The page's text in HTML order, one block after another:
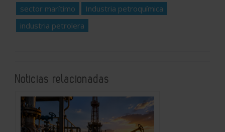
sector marítimo
Industria petroquímica
industria petrolera
Noticias relacionadas